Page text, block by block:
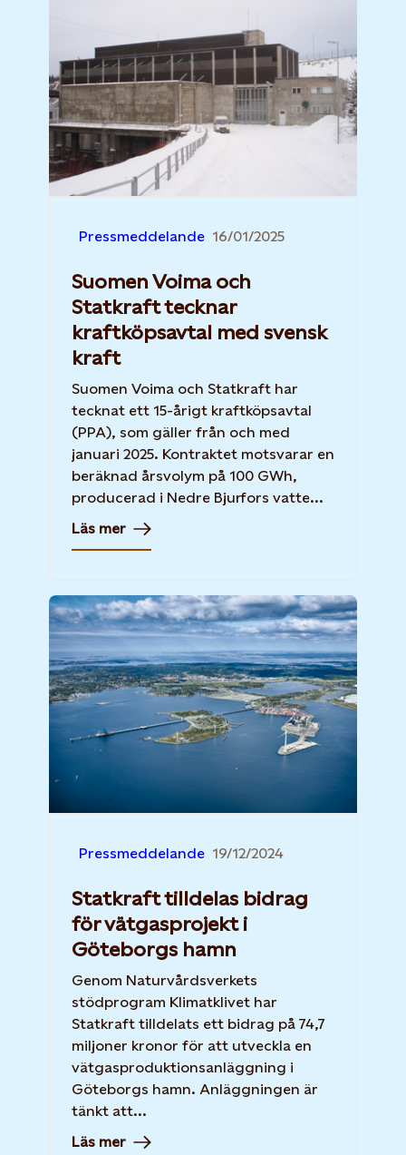
Pressmeddelande 16/01/2025
Suomen Voima och
Statkraft tecknar
kraftköpsavtal med svensk
kraft
Suomen Voima och Statkraft har
tecknat ett 15-årigt kraftköpsavtal
(PPA), som gäller från och med
januari 2025. Kontraktet motsvarar en
beräknad årsvolym på 100 GWh,
producerad i Nedre Bjurfors vatte...
Läs mer
Pressmeddelande 19/12/2024
Statkraft tilldelas bidrag
för vätgasprojekt i
Göteborgs hamn
Genom Naturvårdsverkets
stödprogram Klimatklivet har
Statkraft tilldelats ett bidrag på 74,7
miljoner kronor för att utveckla en
vätgasproduktionsanläggning i
Göteborgs hamn. Anläggningen är
tänkt att...
Läs mer